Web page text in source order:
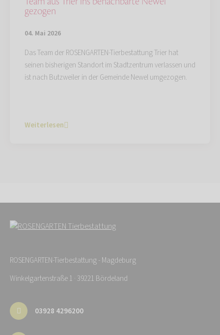
gezogen
04. Mai 2026
Das Team der ROSENGARTEN-Tierbestattung Trier hat
seinen bisherigen Standort im Stadtzentrum verlassen und
ist nach Butzweiler in der Gemeinde Newel umgezogen.
Weiterlesen
ROSENGARTEN-Tierbestattung - Magdeburg
Winkelgartenstraße 1 · 39221 Bördeland
03928 4296200